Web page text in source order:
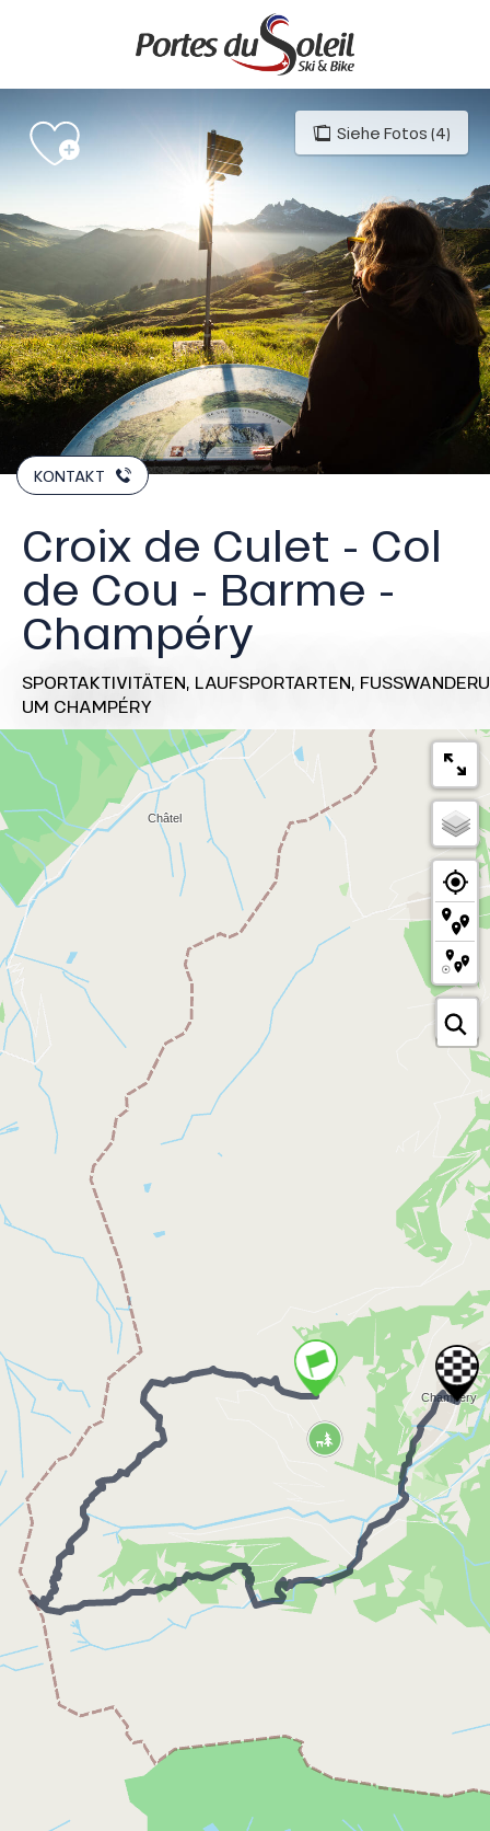
principal
Siehe Fotos (4)
KONTAKT
Croix de Culet - Col
de Cou - Barme -
Champéry
SPORTAKTIVITÄTEN, LAUFSPORTARTEN,
UM CHAMPÉRY